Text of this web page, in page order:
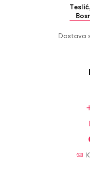
Dostava